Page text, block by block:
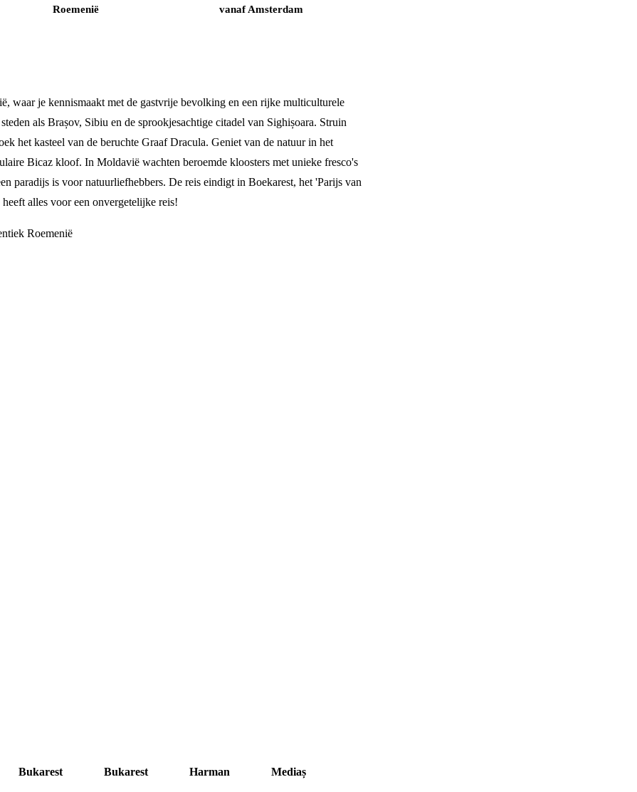
Roemenië vanaf Amsterdam
waar je kennismaakt met de gastvrije bevolking en een rijke multiculturele
als Brașov, Sibiu en de sprookjesachtige citadel van Sighișoara. Struin
het kasteel van de beruchte Graaf Dracula. Geniet van de natuur in het
Bicaz kloof. In Moldavië wachten beroemde kloosters met unieke fresco's
paradijs is voor natuurliefhebbers. De reis eindigt in Boekarest, het 'Parijs van
alles voor een onvergetelijke reis!
Roemenië
Bukarest Bukarest Harman Mediaș